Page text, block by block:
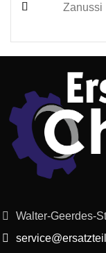
Zanussi
Walter-Geerdes-